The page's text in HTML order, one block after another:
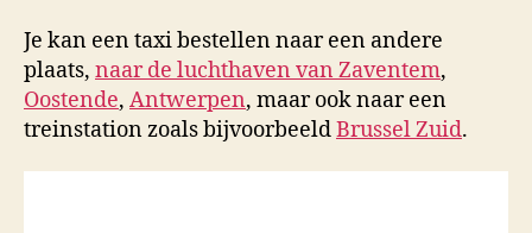
Je kan een taxi bestellen naar een andere
plaats, naar de luchthaven van Zaventem,
Oostende, Antwerpen, maar ook naar een
treinstation zoals bijvoorbeeldBrussel Zuid.